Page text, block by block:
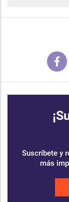
Suscríbete y
más